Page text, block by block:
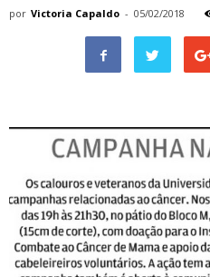
por Victoria Capaldo - 05/02/2018